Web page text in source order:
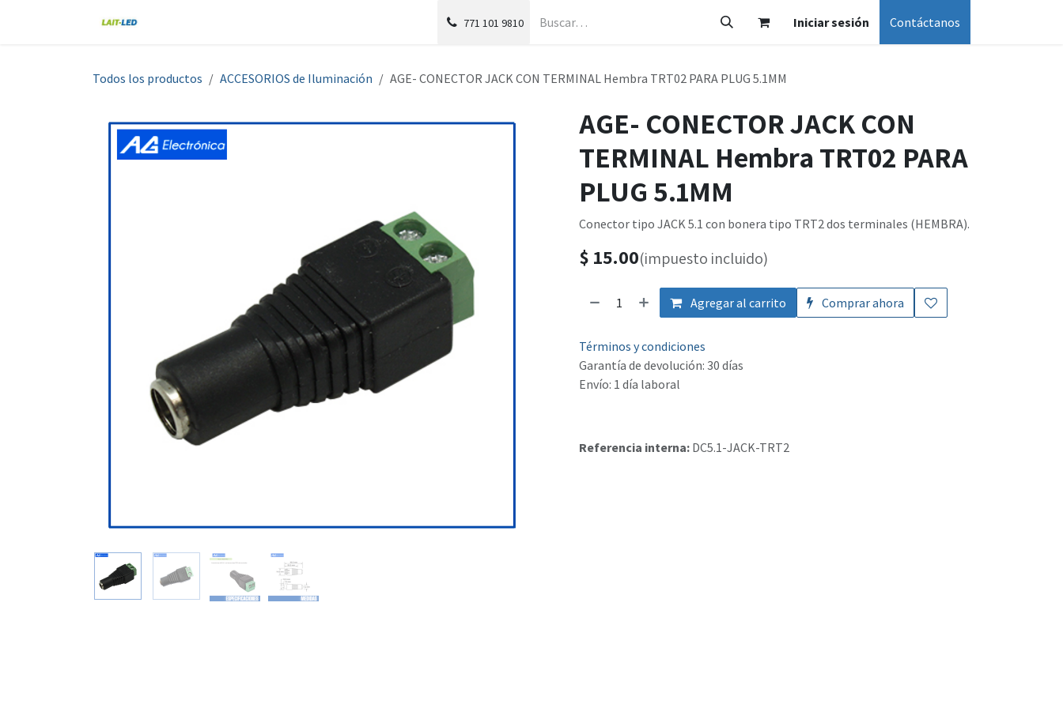
771 101 9810 Iniciar sesión Contáctanos
Todos los productos ACCESORIOS de Iluminación AGE- CONECTOR JACK CON TERMINAL Hembra TRT02 PARA PLUG 5.1MM
AGE- CONECTOR JACK CON
TERMINAL Hembra TRT02 PARA
PLUG 5.1MM
Conector tipo JACK 5.1 con bonera tipo TRT2 dos terminales (HEMBRA).
$ 15.00(impuesto incluido)
Agregar al carrito Comprar ahora
Términos y condiciones
Garantía de devolución: 30 días
Envío: 1 día laboral
Referencia interna: DC5.1-JACK-TRT2